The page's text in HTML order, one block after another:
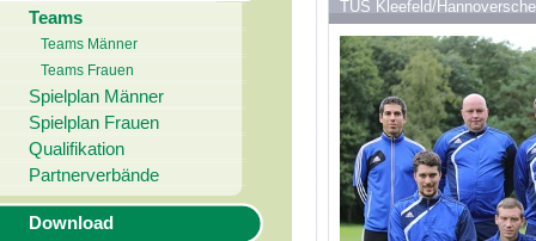
Teams
Teams Männer
Teams Frauen
Spielplan Männer
Spielplan Frauen
Qualifikation
Partnerverbände
Download
TUS Kleefeld/